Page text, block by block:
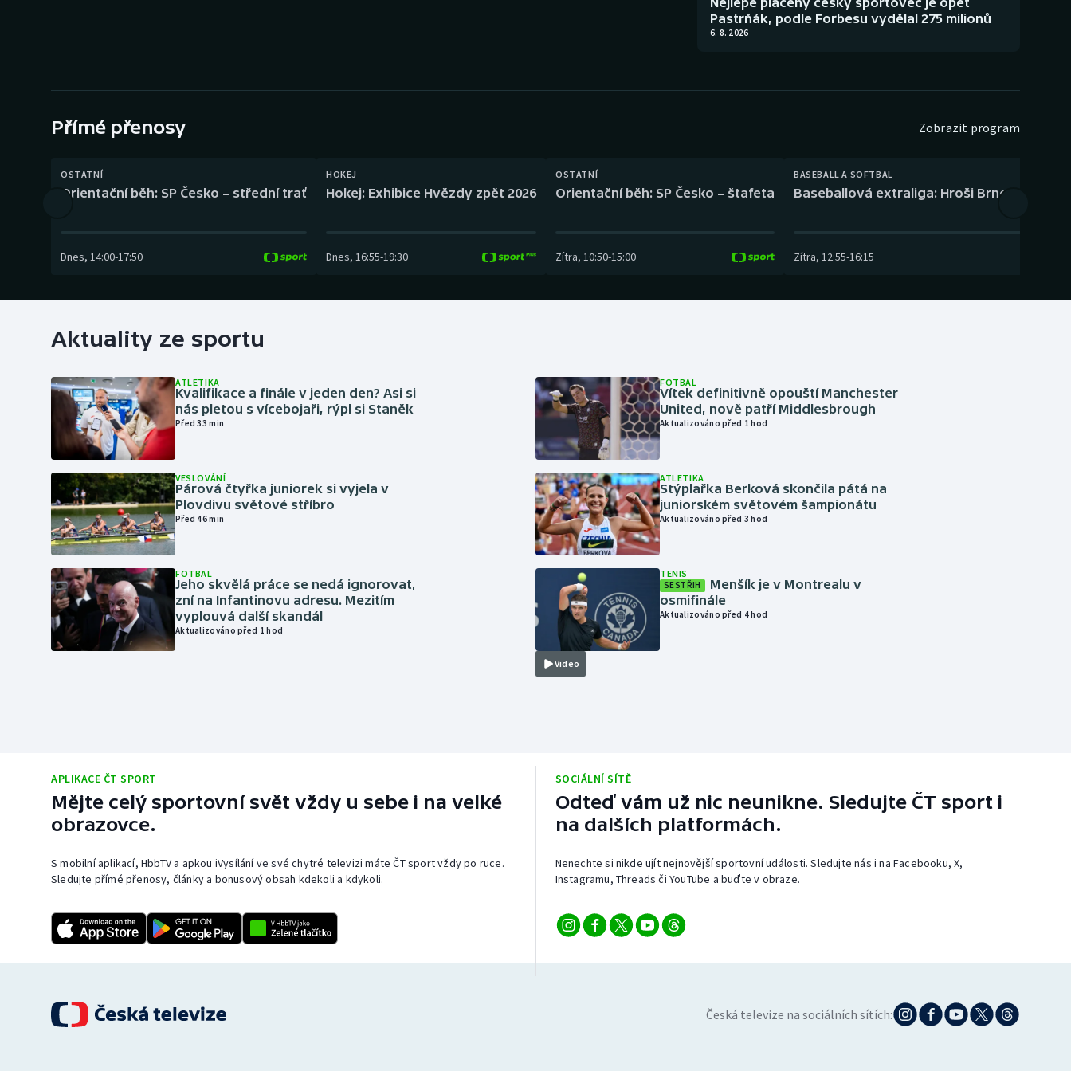
Gymnastika Plážový volejbal
Pastrňák, podle Forbesu vydělal 275 milionů
6. 8. 2026
Přímé přenosy Zobrazit program
OSTATNÍ
Orientační běh: SP Česko – střední trať
Dnes, 14:00-17:50
HOKEJ
Hokej: Exhibice Hvězdy zpět 2026
Dnes, 16:55-19:30
OSTATNÍ
Orientační běh: SP Česko – štafeta
Zítra, 10:50-15:00
BASEBALL A SOFTBAL
Baseballová extraliga: Hroši Brno – Eagles
Zítra, 12:55-16:15
Aktuality ze sportu
ATLETIKA
Kvalifikace a finále v jeden den? Asi si
nás pletou s vícebojaři, rýpl si Staněk
Před 33 min
VESLOVÁNÍ
Párová čtyřka juniorek si vyjela v
Plovdivu světové stříbro
Před 46 min
FOTBAL
Jeho skvělá práce se nedá ignorovat,
zní na Infantinovu adresu. Mezitím
vyplouvá další skandál
Aktualizováno před 1 hod
FOTBAL
Vítek definitivně opouští Manchester
United, nově patří Middlesbrough
Aktualizováno před 1 hod
ATLETIKA
Stýplařka Berková skončila pátá na
juniorském světovém šampionátu
Aktualizováno před 3 hod
Video
TENIS
SESTŘIH
Menšík je v Montrealu v
osmifinále
Aktualizováno před 4 hod
APLIKACE ČT SPORT
Mějte celý sportovní svět vždy u sebe i na velké
obrazovce.
S mobilní aplikací, HbbTV a apkou iVysílání ve své chytré televizi máte ČT sport vždy po ruce.
Sledujte přímé přenosy, články a bonusový obsah kdekoli a kdykoli.
SOCIÁLNÍ SÍTĚ
Odteď vám už nic neunikne. Sledujte ČT sport i
na dalších platformách.
Nenechte si nikde ujít nejnovější sportovní události. Sledujte nás i na Facebooku, X,
Instagramu, Threads či YouTube a buďte v obraze.
Česká televize na sociálních sítích: